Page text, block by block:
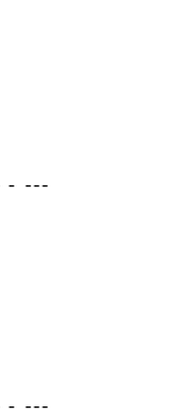
- ---
- ---